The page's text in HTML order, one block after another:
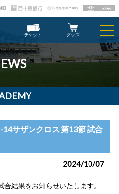
チケット グッズ
14サザンクロス 第13節 試合
2024/10/07
結果をお知らせいたします。